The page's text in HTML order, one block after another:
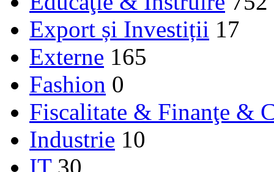
Export și Investiții 17
Externe 165
Fashion 0
Fiscalitate & Finanţe &
Industrie 10